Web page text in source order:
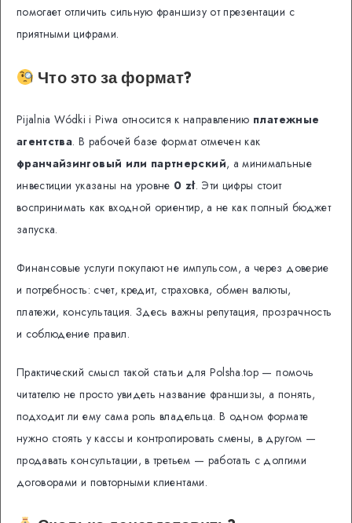
помогает отличить сильную франшизу от презентации с
приятными цифрами.
Что это за формат?
Pijalnia Wódki i Piwa относится к направлению платежные
агентства. В рабочей базе формат отмечен как
франчайзинговый или партнерский, а минимальные
инвестиции указаны на уровне 0 zł. Эти цифры стоит
воспринимать как входной ориентир, а не как полный бюджет
запуска.
Финансовые услуги покупают не импульсом, а через доверие
и потребность: счет, кредит, страховка, обмен валюты,
платежи, консультация. Здесь важны репутация, прозрачность
и соблюдение правил.
Практический смысл такой статьи для Polsha.top — помочь
читателю не просто увидеть название франшизы, а понять,
подходит ли ему сама роль владельца. В одном формате
нужно стоять у кассы и контролировать смены, в другом —
продавать консультации, в третьем — работать с долгими
договорами и повторными клиентами.